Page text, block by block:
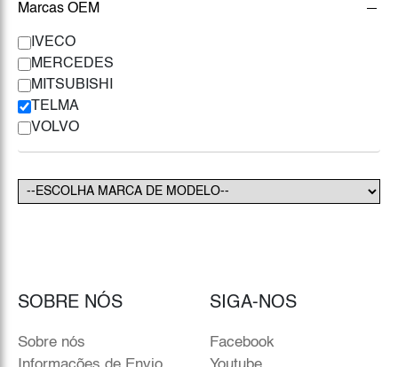
Marcas OEM
IVECO
MERCEDES
MITSUBISHI
TELMA
VOLVO
SOBRE NÓS
Sobre nós
SIGA-NOS
Facebook